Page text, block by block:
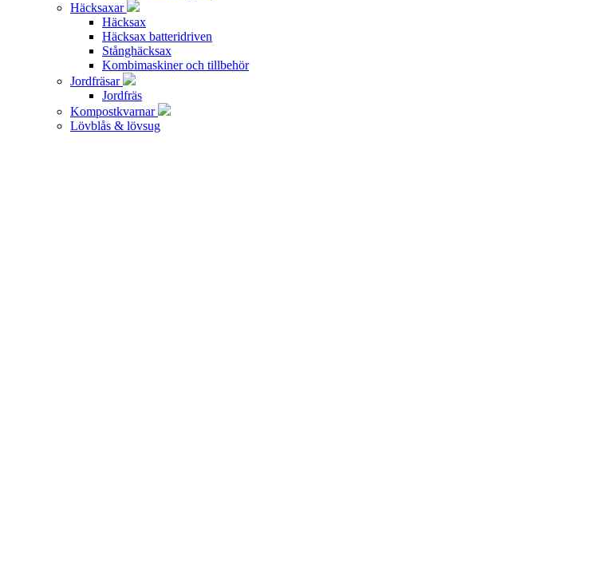
Häcksaxar
Häcksax
Häcksax batteridriven
Stånghäcksax
Kombimaskiner och tillbehör
Jordfräsar
Jordfräs
Kompostkvarnar
Lövblås & lövsug